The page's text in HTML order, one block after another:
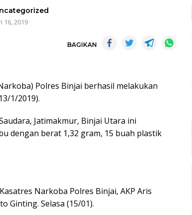
16, 2019
BAGIKAN
Polres Binjai berhasil melakukan
1/2019).
Jatimakmur, Binjai Utara ini
dengan berat 1,32 gram, 15 buah plastik
Narkoba Polres Binjai, AKP Aris
Ginting. Selasa (15/01).